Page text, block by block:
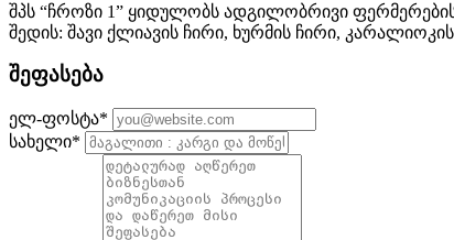
შპს “ჩროზი 1” ყიდულობს ადგილობრივი
შედის: შავი ქლიავის ჩირი, ხურმის ჩირი,
შეფასება
ელ-ფოსტა*
სახელი*